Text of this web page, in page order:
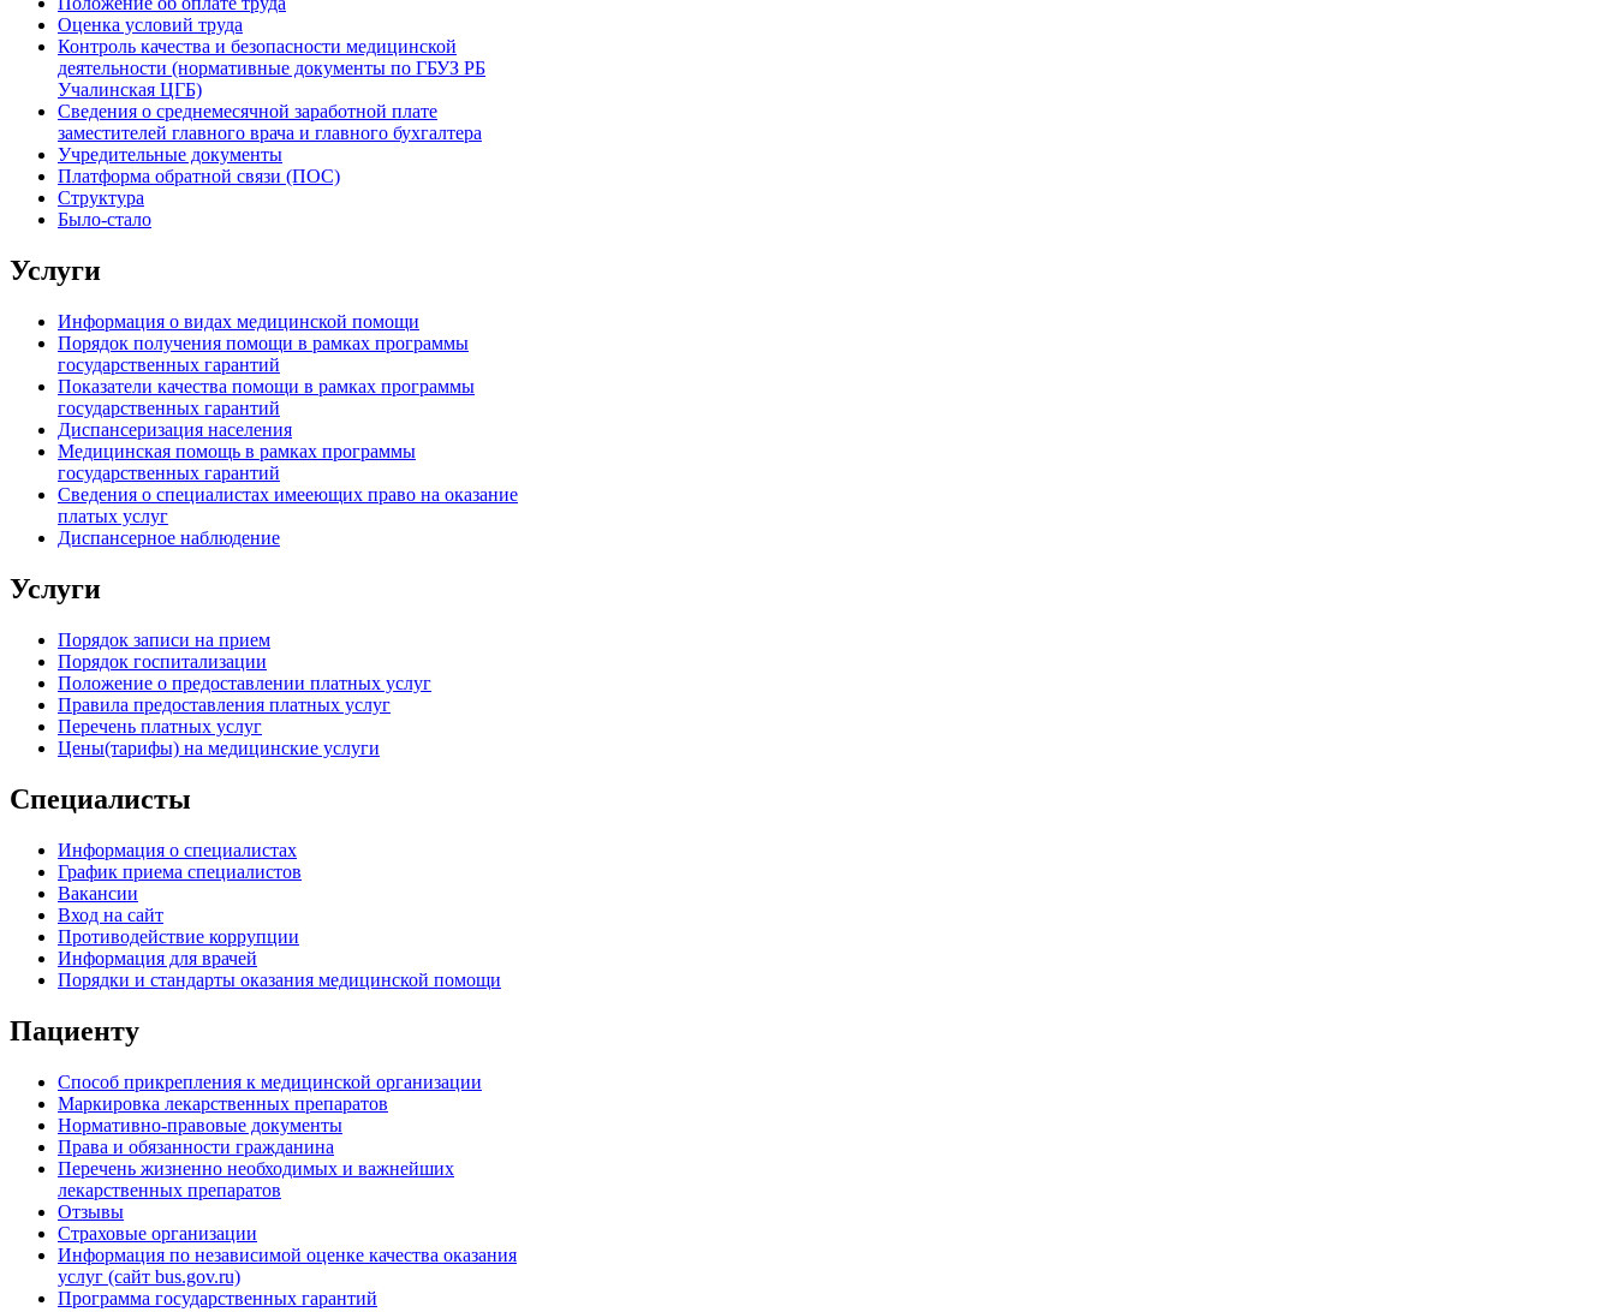
Оценка условий труда
Контроль качества и безопасности медицинской
деятельности (нормативные документы по ГБУЗ РБ
Учалинская ЦГБ)
Сведения о среднемесячной заработной плате
заместителей главного врача и главного бухгалтера
Учредительные документы
Платформа обратной связи (ПОС)
Структура
Было-стало
Услуги
Информация о видах медицинской помощи
Порядок получения помощи в рамках программы
государственных гарантий
Показатели качества помощи в рамках программы
государственных гарантий
Диспансеризация населения
Медицинская помощь в рамках программы
государственных гарантий
Сведения о специалистах имееющих право на оказание
платых услуг
Диспансерное наблюдение
Услуги
Порядок записи на прием
Порядок госпитализации
Положение о предоставлении платных услуг
Правила предоставления платных услуг
Перечень платных услуг
Цены(тарифы) на медицинские услуги
Специалисты
Информация о специалистах
График приема специалистов
Вакансии
Вход на сайт
Противодействие коррупции
Информация для врачей
Порядки и стандарты оказания медицинской помощи
Пациенту
Способ прикрепления к медицинской организации
Маркировка лекарственных препаратов
Нормативно-правовые документы
Права и обязанности гражданина
Перечень жизненно необходимых и важнейших
лекарственных препаратов
Отзывы
Страховые организации
Информация по независимой оценке качества оказания
услуг (сайт bus.gov.ru)
Программа государственных гарантий